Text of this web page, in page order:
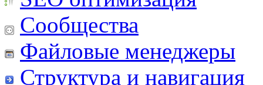
Сообщества
Файловые менеджеры
Структура и навигация